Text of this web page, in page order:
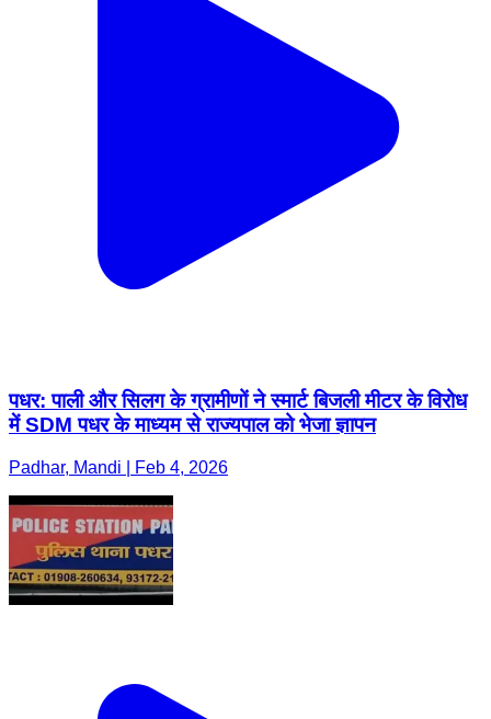
पधर: पाली और सिलग के ग्रामीणों ने स्मार्ट बिजली मीटर के विरोध
में SDM पधर के माध्यम से राज्यपाल को भेजा ज्ञापन
Padhar, Mandi | Feb 4, 2026